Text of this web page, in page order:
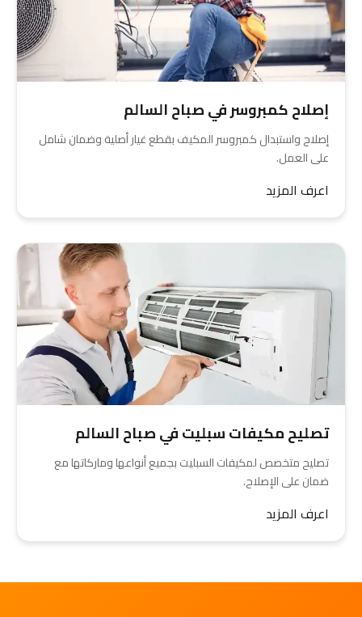
إصلاح كمبروسر في صباح السالم
إصلاح واستبدال كمبروسر المكيف بقطع غيار أصلية وضمان شامل
على العمل.
اعرف المزيد
تصليح مكيفات سبليت في صباح السالم
تصليح متخصص لمكيفات السبليت بجميع أنواعها وماركاتها مع
ضمان على الإصلاح.
اعرف المزيد